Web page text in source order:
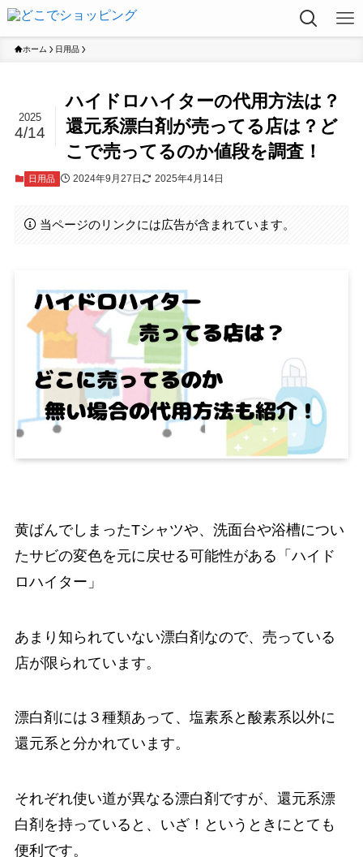
ホーム 日用品
ハイドロハイターの代用方法は？
還元系漂白剤が売ってる店は？ど
こで売ってるのか値段を調査！
2025
4/14
日用品 2024年9月27日 2025年4月14日
当ページのリンクには広告が含まれています。
黄ばんでしまったTシャツや、洗面台や浴槽につい
たサビの変色を元に戻せる可能性がある「ハイド
ロハイター」
あまり知られていない漂白剤なので、売っている
店が限られています。
漂白剤には３種類あって、塩素系と酸素系以外に
還元系と分かれています。
それぞれ使い道が異なる漂白剤ですが、還元系漂
白剤を持っていると、いざ！というときにとても
便利です。